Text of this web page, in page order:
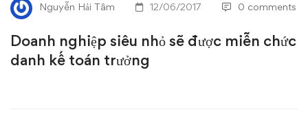
siêu
nhỏ
Nguyễn Hải Tâm 12/06/2017 0 comments
Doanh nghiệp siêu nhỏ sẽ được miễn chức
danh kế toán trưởng